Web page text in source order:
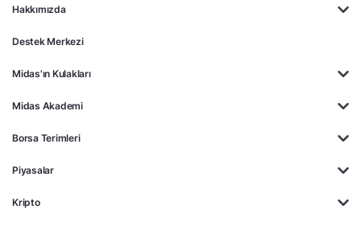
Hakkımızda
Destek Merkezi
Midas'ın Kulakları
Midas Akademi
Borsa Terimleri
Piyasalar
Kripto